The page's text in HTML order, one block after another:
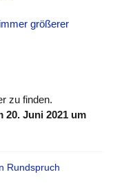
größerer
zu finden.
20. Juni 2021 um
Rundspruch